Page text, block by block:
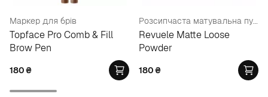
Маркер для брів
Topface Pro Comb & Fill
Brow Pen
180₴
Розсипчаста матувальна пудра
Revuele Matte Loose
Powder
180₴